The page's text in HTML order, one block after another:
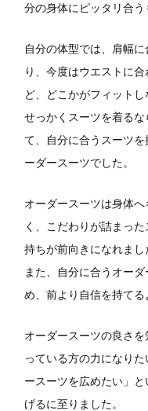
分の身体にピッタリ合う
自分の体型では、肩幅
り、今度はウエストに
ど、どこかがフィットし
せっかくスーツを着る
て、自分に合うスーツ
ーダースーツでした。
オーダースーツは身体
く、こだわりが詰まっ
持ちが前向きになれまし
また、自分に合うオー
め、前より自信を持てる
オーダースーツの良さ
っている方の力になり
ースーツを広めたい」と
げるに至りました。